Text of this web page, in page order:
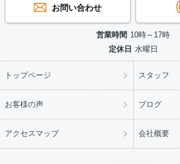
お問い合わせ
営業時間 10時～17時
定休日 水曜日
トップページ スタッフ
お客様の声 ブログ
アクセスマップ 会社概要